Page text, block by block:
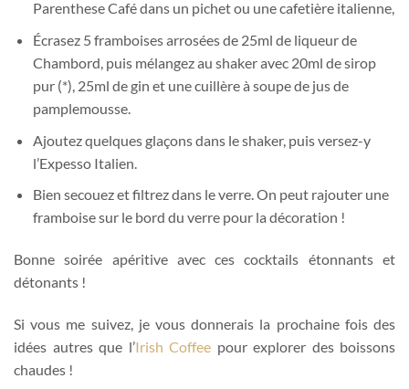
Parenthese Café dans un pichet ou une cafetière italienne,
Écrasez 5 framboises arrosées de 25ml de liqueur de
Chambord, puis mélangez au shaker avec 20ml de sirop
pur (*), 25ml de gin et une cuillère à soupe de jus de
pamplemousse.
Ajoutez quelques glaçons dans le shaker, puis versez-y
l’Expesso Italien.
Bien secouez et filtrez dans le verre. On peut rajouter une
framboise sur le bord du verre pour la décoration !
Bonne soirée apéritive avec ces cocktails étonnants et
détonants !
Si vous me suivez, je vous donnerais la prochaine fois des
idées autres que l’Irish Coffee pour explorer des boissons
chaudes !